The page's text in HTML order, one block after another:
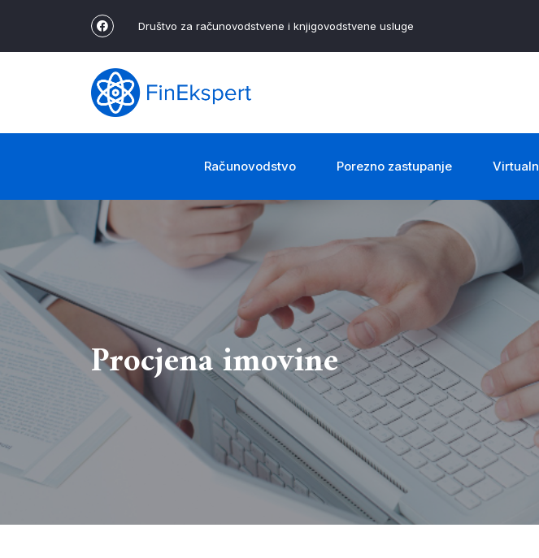
Društvo za računovodstvene i knjigovodstvene usluge
Računovodstvo Porezno zastupanje
Procjena imovine